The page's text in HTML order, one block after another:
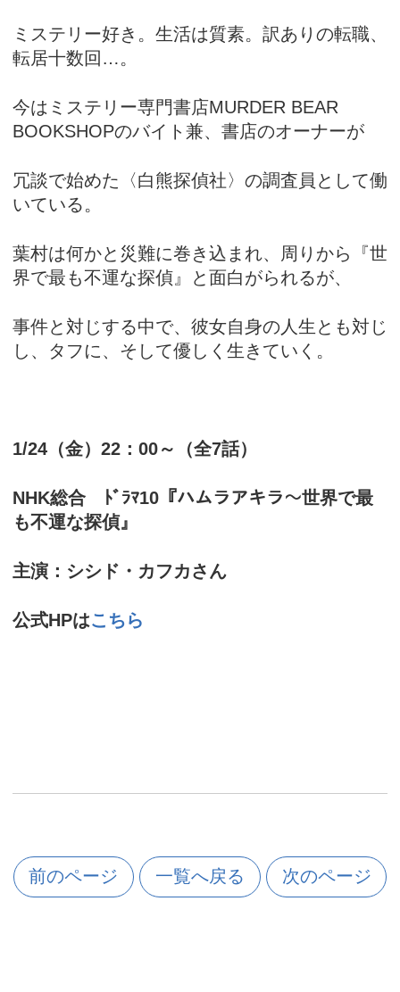
ミステリー好き。生活は質素。訳ありの転職、
転居十数回…。
今はミステリー専門書店MURDER BEAR
BOOKSHOPのバイト兼、書店のオーナーが
冗談で始めた〈白熊探偵社〉の調査員として働
いている。
葉村は何かと災難に巻き込まれ、周りから『世
界で最も不運な探偵』と面白がられるが、
事件と対じする中で、彼女自身の人生とも対じ
し、タフに、そして優しく生きていく。
1/24（金）22：00～（全7話）
NHK総合 ﾄﾞﾗﾏ10『ハムラアキラ～世界で最
も不運な探偵』
主演：シシド・カフカさん
公式HPはこちら
前のページ 一覧へ戻る 次のページ